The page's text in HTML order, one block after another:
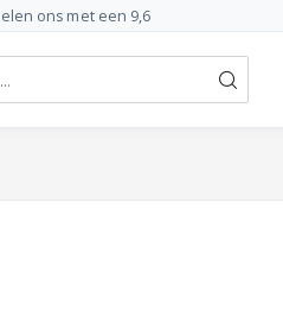
ons met een 9,6